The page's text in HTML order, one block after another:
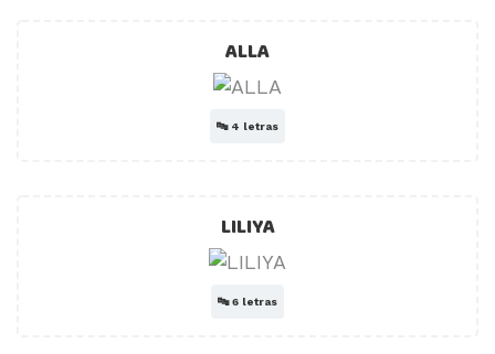
ALLA
🔤 4 letras
LILIYA
🔤6 letras